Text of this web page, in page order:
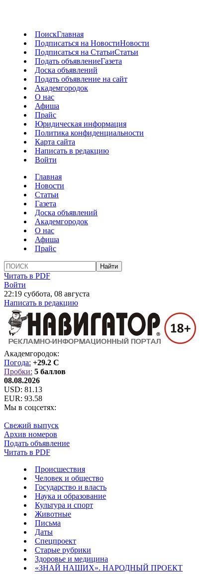
ПоискГлавная
Подписаться на НовостиНовости
Подписаться на СтатьиСтатьи
Подать объявлениеГазета
Доска объявлений
Подать объявление на сайт
Академгородок
О нас
Афиша
Прайс
Юридическая информация
Политика конфиденциальности
Карта сайта
Написать в редакцию
Войти
Главная
Новости
Статьи
Газета
Доска объявлений
Академгородок
О нас
Афиша
Прайс
Читать в PDF
Войти
22:19 суббота, 08 августа
Написать в редакцию
Академгородок:
Погода: +29.2 C
Пробки: 5 баллов
08.08.2026
USD: 81.13
EUR: 93.58
Мы в соцсетях:
Свежий выпуск
Архив номеров
Подать объявление
Читать в PDF
Происшествия
Человек и общество
Государство и власть
Наука и образование
Культура и спорт
Животные
Письма
Даты
Спецпроект
Старые рубрики
Здоровье и медицина
«ЗНАЙ НАШИХ». НАРОДНЫЙ ПРОЕКТ